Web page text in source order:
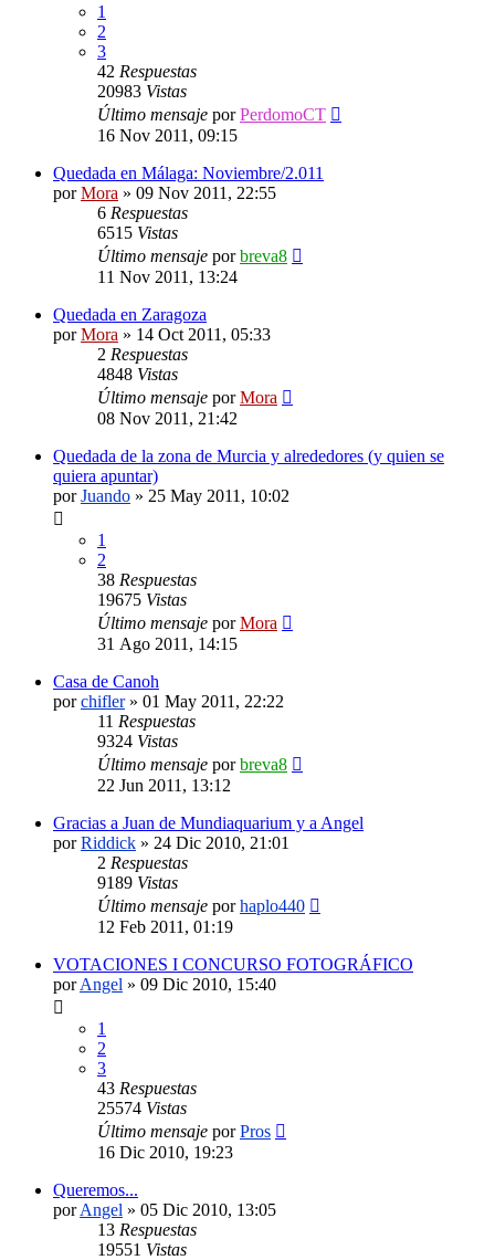
1
2
3
42 Respuestas
20983 Vistas
Último mensaje porPerdomoCT
16 Nov 2011, 09:15
Quedada en Málaga: Noviembre/2.011
porMora » 09 Nov 2011, 22:55
6 Respuestas
6515 Vistas
Último mensaje porbreva8
11 Nov 2011, 13:24
Quedada en Zaragoza
porMora » 14 Oct 2011, 05:33
2 Respuestas
4848 Vistas
Último mensaje porMora
08 Nov 2011, 21:42
Quedada de la zona de Murcia y alrededores (y quien se
quiera apuntar)
porJuando » 25 May 2011, 10:02
1
2
38 Respuestas
19675 Vistas
Último mensaje porMora
31 Ago 2011, 14:15
Casa de Canoh
porchifler» 01 May 2011, 22:22
11 Respuestas
9324 Vistas
Último mensaje porbreva8
22 Jun 2011, 13:12
Gracias a Juan de Mundiaquarium y a Angel
porRiddick » 24 Dic 2010, 21:01
2 Respuestas
9189 Vistas
Último mensaje porhaplo440
12 Feb 2011, 01:19
VOTACIONES I CONCURSO FOTOGRÁFICO
porAngel » 09 Dic 2010, 15:40
1
2
3
43 Respuestas
25574 Vistas
Último mensaje porPros
16 Dic 2010, 19:23
Queremos...
porAngel » 05 Dic 2010, 13:05
13 Respuestas
19551 Vistas